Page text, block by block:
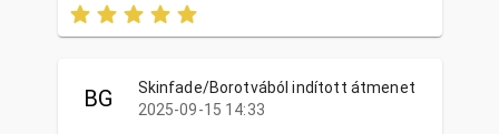
BG
Skinfade/Borotvából indított átmenet
2025-09-15 14:33